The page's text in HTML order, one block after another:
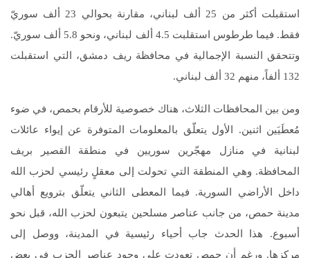
استقبلت أكثر من 25 ألف لبناني، مقارنة بحوالي 23 ألف سوريّ
فقط. فيما طرطوس استقلبت 4.5 ألف لبناني، ونحو 5.8 ألف سوريّ.
وتتحقق النسبة الإجمالية في محافظة ريف دمشق، التي استقبلت
132 ألفاً، منهم 32 ألف لبناني.
ومن بين المحافظات الثلاث، هناك خصوصية للأرقام بحمص، في ضوء
مُعطَيَين اثنين. الأول يتعلّق بالمعلومات المتوفرة عن إيواء عائلات
لبنانية في منازل مهجّرين سوريين في منطقة القصير بريف
المحافظة. وهي المنطقة التي تحولت إلى معقلٍ رئيسي لحزب الله
داخل الأراضي السورية. فيما المعطى الثاني يتعلّق بترويع أهالي
مدينة حمص، من جانب عناصر مسلحين يتبعون لحزب الله، قبل نحو
أسبوع. هذا الحدث جاب أحياء رئيسية في المدينة، ووصل إلى
مركزها. ورغم أن حمص تعودت على وجود عناصر الحزب في بعض